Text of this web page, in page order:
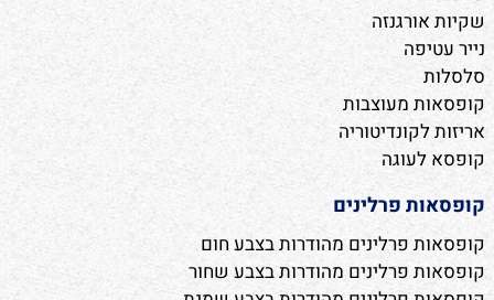
שקיות אורגנזה
נייר עטיפה
סלסלות
קופסאות מעוצבות
אריזות לקונדיטוריה
קופסא לעוגה
קופסאות פרלינים
קופסאות פרלינים מהודרות בצבע חום
קופסאות פרלינים מהודרות בצבע שחור